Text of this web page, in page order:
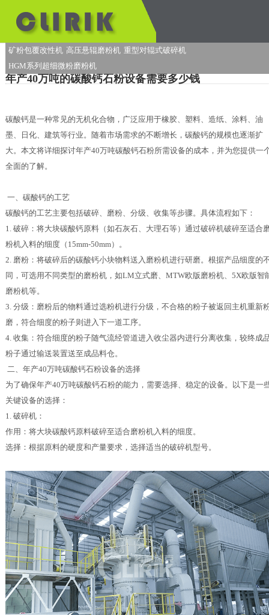
矿粉包覆改性机 高压悬辊磨粉机 重型对辊式破碎机
HGM系列超细微粉磨粉机
年产40万吨的碳酸钙石粉设备需要多少钱
碳酸钙是一种常见的无机化合物，广泛应用于橡胶、塑料、造纸、涂料、油
墨、日化、建筑等行业。随着市场需求的不断增长，碳酸钙的规模也逐渐扩
大。本文将详细探讨年产40万吨碳酸钙石粉所需设备的成本，并为您提供一
全面的了解。
一、碳酸钙的工艺
碳酸钙的工艺主要包括破碎、磨粉、分级、收集等步骤。具体流程如下：
1. 破碎：将大块碳酸钙原料（如石灰石、大理石等）通过破碎机破碎至适合
粉机入料的细度（15mm-50mm）。
2. 磨粉：将破碎后的碳酸钙小块物料送入磨粉机进行研磨。根据产品细度的
同，可选用不同类型的磨粉机，如LM立式磨、MTW欧版磨粉机、5X欧版智
磨粉机等。
3. 分级：磨粉后的物料通过选粉机进行分级，不合格的粉子被返回主机重新
磨，符合细度的粉子则进入下一道工序。
4. 收集：符合细度的粉子随气流经管道进入收尘器内进行分离收集，较终成
粉子通过输送装置送至成品料仓。
二、年产40万吨碳酸钙石粉设备的选择
为了确保年产40万吨碳酸钙石粉的能力，需要选择、稳定的设备。以下是一
关键设备的选择：
1. 破碎机：
作用：将大块碳酸钙原料破碎至适合磨粉机入料的细度。
选择：根据原料的硬度和产量要求，选择适当的破碎机型号。